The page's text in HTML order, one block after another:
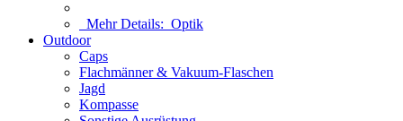
Mehr Details: Optik
Outdoor
Caps
Flachmänner & Vakuum-Flaschen
Jagd
Kompasse